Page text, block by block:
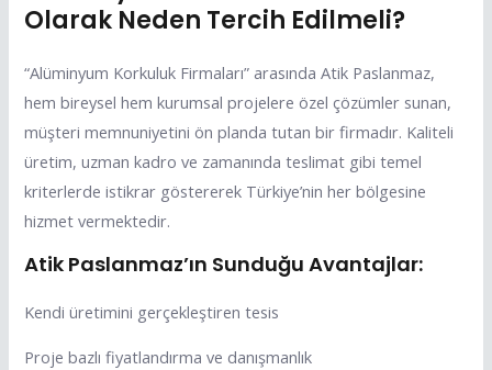
Olarak Neden Tercih Edilmeli?
“Alüminyum Korkuluk Firmaları” arasında Atik Paslanmaz,
hem bireysel hem kurumsal projelere özel çözümler sunan,
müşteri memnuniyetini ön planda tutan bir firmadır. Kaliteli
üretim, uzman kadro ve zamanında teslimat gibi temel
kriterlerde istikrar göstererek Türkiye’nin her bölgesine
hizmet vermektedir.
Atik Paslanmaz’ın Sunduğu Avantajlar:
Kendi üretimini gerçekleştiren tesis
Proje bazlı fiyatlandırma ve danışmanlık